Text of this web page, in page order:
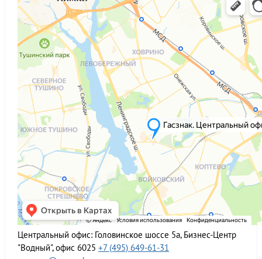
Центральный офис: Головинское шоссе 5а, Бизнес-Центр
"Водный", офис 6025 +7 (495) 649-61-31